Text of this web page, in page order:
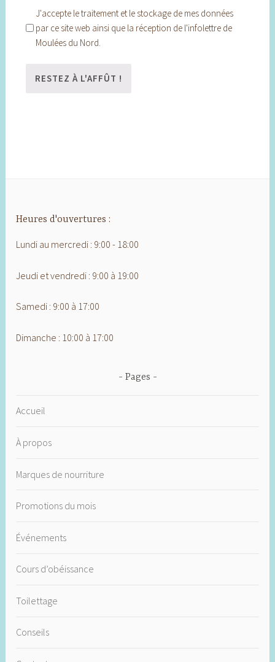
J'accepte le traitement et le stockage de mes données
par ce site web ainsi que la réception de l'infolettre de
Moulées du Nord.
Heures d'ouvertures :
Lundi au mercredi : 9:00 - 18:00
Jeudi et vendredi : 9:00 à 19:00
Samedi : 9:00 à 17:00
Dimanche : 10:00 à 17:00
Pages
Accueil
À propos
Marques de nourriture
Promotions du mois
Événements
Cours d’obéissance
Toilettage
Conseils